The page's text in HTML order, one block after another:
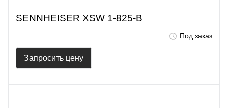
SENNHEISER XSW 1-825-B
Под заказ
Запросить цену